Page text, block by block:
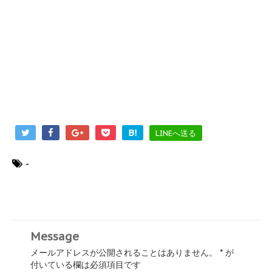
B! LINEへ送る
-
Message
メールアドレスが公開されることはありません。 * が
付いている欄は必須項目です